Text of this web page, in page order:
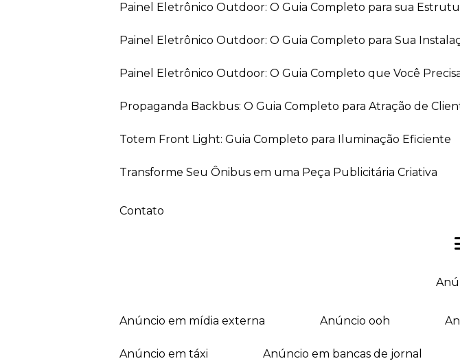
Painel Eletrônico Outdoor: O Guia Completo para sua
Painel Eletrônico Outdoor: O Guia Completo para Sua
Painel Eletrônico Outdoor: O Guia Completo que Você
Propaganda Backbus: O Guia Completo para Atração de
Totem Front Light: Guia Completo para Iluminação Eficiente
Transforme Seu Ônibus em uma Peça Publicitária Criativa
Contato
anúncio em mídia externa anúncio ooh
anúncio em táxi anúncio em bancas de jornal